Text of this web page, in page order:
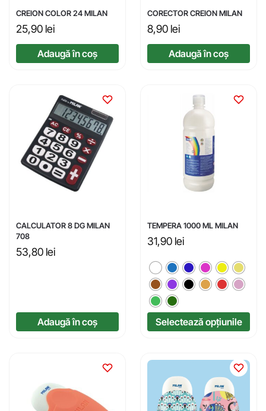
CREION COLOR 24 MILAN
25,90 lei
Adaugă în coș
CORECTOR CREION MILAN
8,90 lei
Adaugă în coș
CALCULATOR 8 DG MILAN
708
53,80 lei
Adaugă în coș
TEMPERA 1000 ML MILAN
31,90 lei
Selectează opțiunile